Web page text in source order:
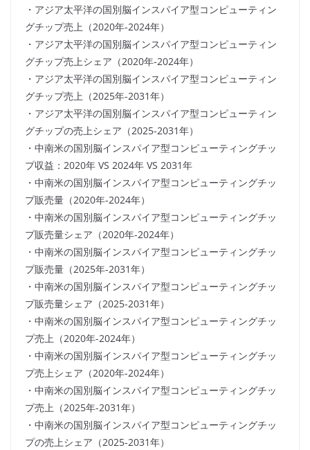
・アジア太平洋の国別脳インスパイア型コンピューティン
グチップ売上（2020年-2024年）
・アジア太平洋の国別脳インスパイア型コンピューティン
グチップ売上シェア（2020年-2024年）
・アジア太平洋の国別脳インスパイア型コンピューティン
グチップ売上（2025年-2031年）
・アジア太平洋の国別脳インスパイア型コンピューティン
グチップの売上シェア（2025-2031年）
・中南米の国別脳インスパイア型コンピューティングチッ
プ収益：2020年 VS 2024年 VS 2031年
・中南米の国別脳インスパイア型コンピューティングチッ
プ販売量（2020年-2024年）
・中南米の国別脳インスパイア型コンピューティングチッ
プ販売量シェア（2020年-2024年）
・中南米の国別脳インスパイア型コンピューティングチッ
プ販売量（2025年-2031年）
・中南米の国別脳インスパイア型コンピューティングチッ
プ販売量シェア（2025-2031年）
・中南米の国別脳インスパイア型コンピューティングチッ
プ売上（2020年-2024年）
・中南米の国別脳インスパイア型コンピューティングチッ
プ売上シェア（2020年-2024年）
・中南米の国別脳インスパイア型コンピューティングチッ
プ売上（2025年-2031年）
・中南米の国別脳インスパイア型コンピューティングチッ
プの売上シェア（2025-2031年）